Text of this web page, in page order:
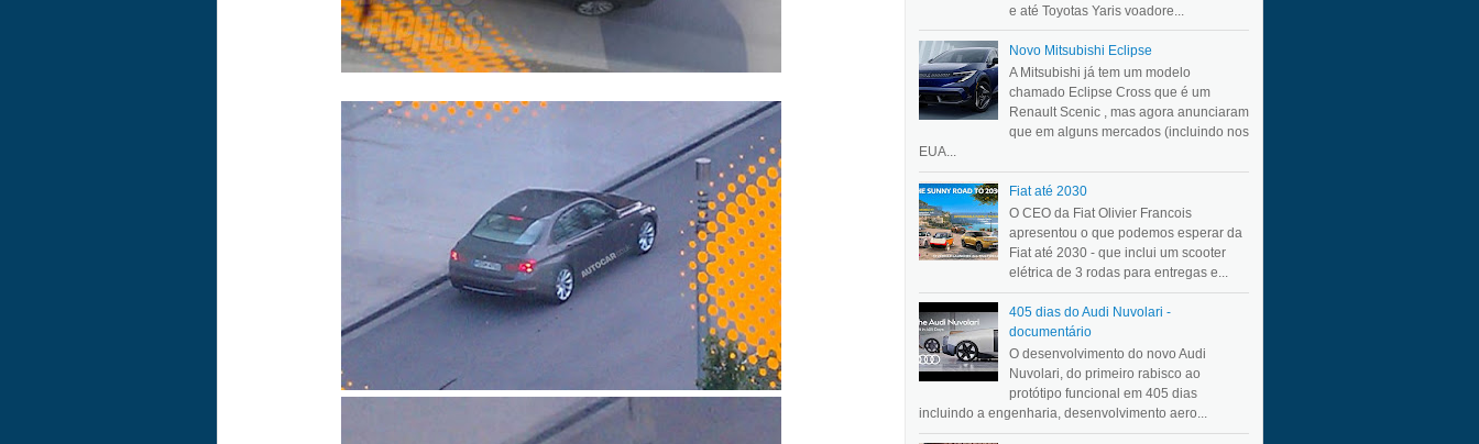
e até Toyotas Yaris voadore...
Novo Mitsubishi Eclipse
A Mitsubishi já tem um modelo
chamado Eclipse Cross que é um
Renault Scenic , mas agora anunciaram
que em alguns mercados (incluindo nos
EUA...
Fiat até 2030
O CEO da Fiat Olivier Francois
apresentou o que podemos esperar da
Fiat até 2030 - que inclui um scooter
elétrica de 3 rodas para entregas e...
405 dias do Audi Nuvolari -
documentário
O desenvolvimento do novo Audi
Nuvolari, do primeiro rabisco ao
protótipo funcional em 405 dias
incluindo a engenharia, desenvolvimento aero...